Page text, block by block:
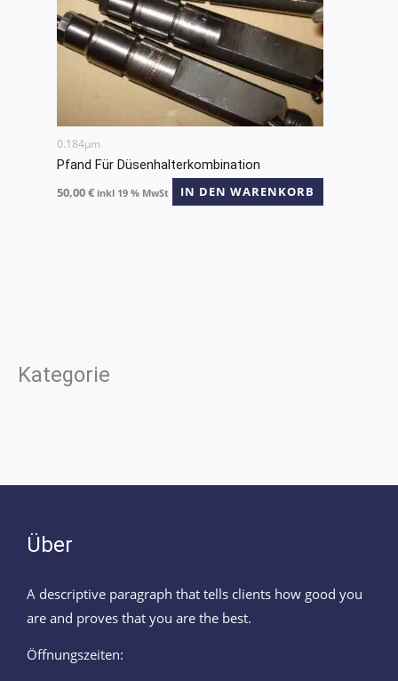
Kategorie
0.184µm
Pfand Für Düsenhalterkombination
50,00€ inkl 19 % MwSt IN DEN WARENKORB
Über
A descriptive paragraph that tells clients how good you
are and proves that you are the best.
Öffnungszeiten: